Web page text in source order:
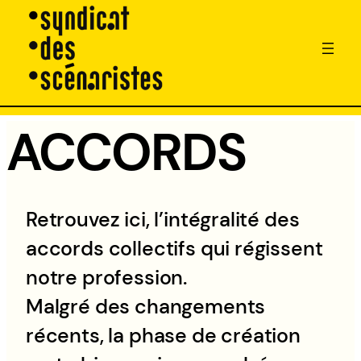
Aller
au
contenu
ACCORDS
Retrouvez ici, l’intégralité des
accords collectifs qui régissent
notre profession.
Malgré des changements
récents, la phase de création